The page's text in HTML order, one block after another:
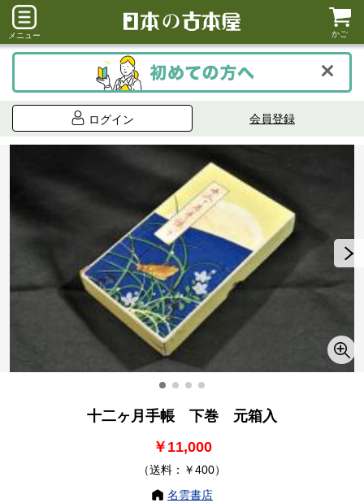
メニュー かご
ログイン 会員登録
十二ヶ月手帳 下巻 元箱入
￥11,000
（送料：￥400）
名雲書店